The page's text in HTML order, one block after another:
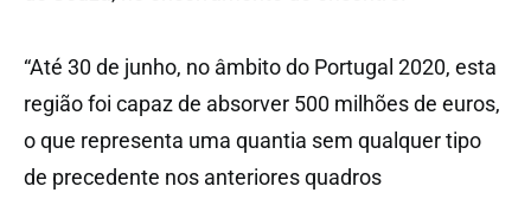
“Até 30 de junho, no âmbito do Portugal 2020, esta
região foi capaz de absorver 500 milhões de euros,
o que representa uma quantia sem qualquer tipo
de precedente nos anteriores quadros